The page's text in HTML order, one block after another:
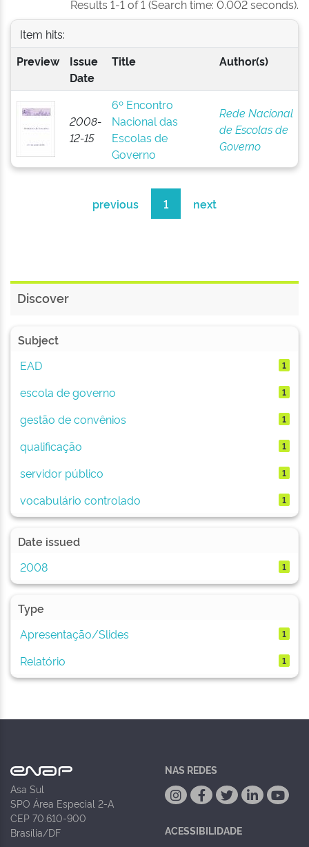
Results 1-1 of 1 (Search time: 0.002 seconds).
Item hits:
Preview
Issue
Date
Title Author(s)
2008-
12-15
6º Encontro
Nacional das
Escolas de
Governo
Rede Nacional
de Escolas de
Governo
previous 1 next
Discover
Subject
EAD
1
escola de governo 1
gestão de convênios 1
qualificação 1
servidor público 1
vocabulário controlado 1
Date issued
2008
1
Type
Apresentação/Slides
1
Relatório 1
Asa Sul
SPO Área Especial 2-A
CEP 70.610-900
Brasília/DF
NAS REDES
ACESSIBILIDADE